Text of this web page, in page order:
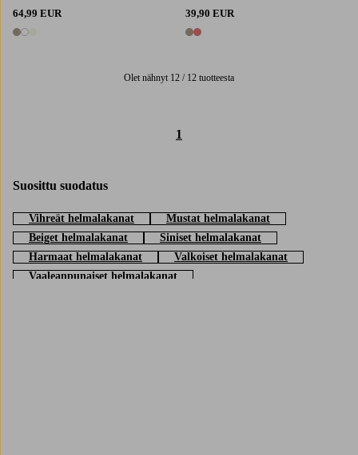
64,99 EUR
3 värejä
39,90 EUR
2 värejä
Olet nähnyt 12 / 12 tuotteesta
1
Suosittu suodatus
Vihreät helmalakanat
Mustat helmalakanat
Beiget helmalakanat
Siniset helmalakanat
Harmaat helmalakanat
Valkoiset helmalakanat
Vaaleanpunaiset helmalakanat